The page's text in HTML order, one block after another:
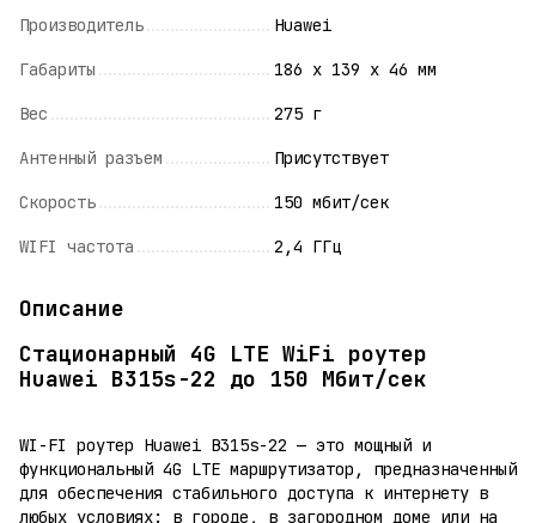
Производитель Huawei
Габариты 186 x 139 x 46 мм
Вес 275 г
Антенный разъем Присутствует
Скорость 150 мбит/сек
WIFI частота 2,4 ГГц
Описание
Стационарный 4G LTE WiFi роутер
Huawei B315s-22 до 150 Мбит/сек
WI-FI роутер Huawei B315s-22 — это мощный и
функциональный 4G LTE маршрутизатор, предназначенный
для обеспечения стабильного доступа к интернету в
любых условиях: в городе, в загородном доме или на